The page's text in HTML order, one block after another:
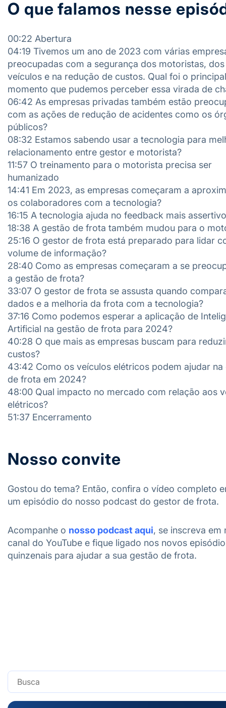
O que falamos nesse
00:22 Abertura
04:19 Tivemos um ano de 2023 com várias
preocupadas com a segurança dos motoristas, dos
veículos e na redução de custos. Qual foi o principal
momento que pudemos perceber essa virada de
06:42 As empresas privadas também estão
com as ações de redução de acidentes como os
públicos?
08:32 Estamos sabendo usar a tecnologia para
relacionamento entre gestor e motorista?
11:57 O treinamento para o motorista precisa ser
humanizado
14:41 Em 2023, as empresas começaram a
os colaboradores com a tecnologia?
16:15 A tecnologia ajuda no feedback mais assertivo
18:38 A gestão de frota também mudou para o
25:16 O gestor de frota está preparado para lidar
volume de informação?
28:40 Como as empresas começaram a se
a gestão de frota?
33:07 O gestor de frota se assusta quando
dados e a melhoria da frota com a tecnologia?
37:16 Como podemos esperar a aplicação de
Artificial na gestão de frota para 2024?
40:28 O que mais as empresas buscam para
custos?
43:42 Como os veículos elétricos podem ajudar na
de frota em 2024?
48:00 Qual impacto no mercado com relação aos
elétricos?
51:37 Encerramento
Nosso convite
Gostou do tema? Então, confira o vídeo completo
um episódio do nosso podcast do gestor de frota.
Acompanhe o nosso podcast aqui, se inscreva em
canal do YouTube e fique ligado nos novos
quinzenais para ajudar a sua gestão de frota.